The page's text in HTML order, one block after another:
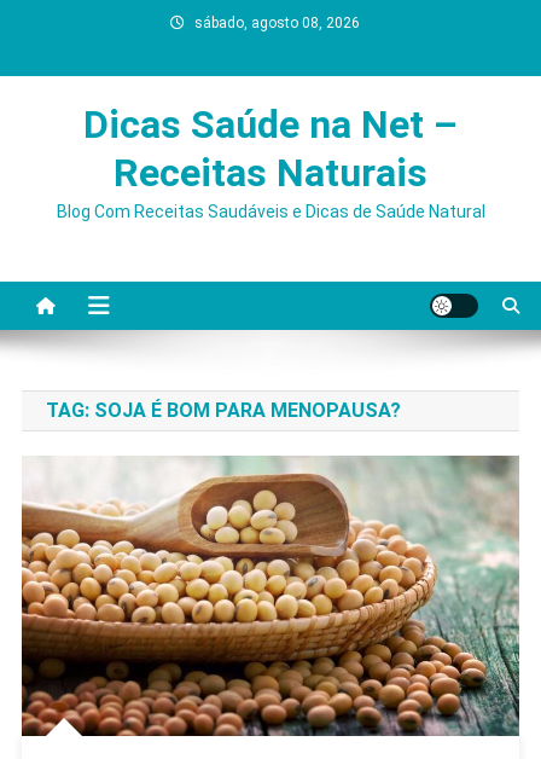
content
sábado, agosto 08, 2026
Dicas Saúde na Net –
Receitas Naturais
Blog Com Receitas Saudáveis e Dicas de Saúde Natural
TAG: SOJA É BOM PARA MENOPAUSA?